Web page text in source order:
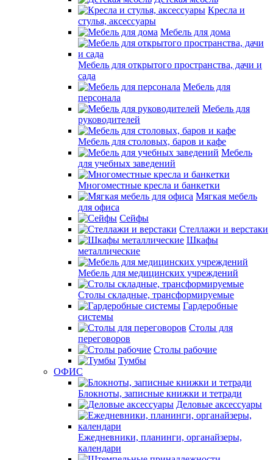
Кресла и
стулья, аксессуары
Мебель для дома
Мебель для открытого пространства, дачи и
сада
Мебель для
персонала
Мебель для
руководителей
Мебель для столовых, баров и кафе
Мебель
для учебных заведений
Многоместные кресла и банкетки
Мягкая мебель
для офиса
Сейфы
Стеллажи и верстаки
Шкафы
металлические
Мебель для медицинских учреждений
Столы складные, трансформируемые
Гардеробные
системы
Столы для
переговоров
Столы рабочие
Тумбы
ОФИС
Блокноты, записные книжки и тетради
Деловые аксессуары
Ежедневники, планинги, органайзеры,
календари